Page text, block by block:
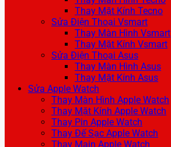
Thay Mặt Kính Tecno
Sửa Điện Thoại Vsmart
Thay Màn Hình Vsmart
Thay Mặt Kính Vsmart
Sửa Điện Thoại Asus
Thay Màn Hình Asus
Thay Mặt Kính Asus
Sửa Apple Watch
Thay Màn Hình Apple Watch
Thay Mặt Kính Apple Watch
Thay Pin Apple Watch
Thay Đế Sạc Apple Watch
Thay Main Apple Watch